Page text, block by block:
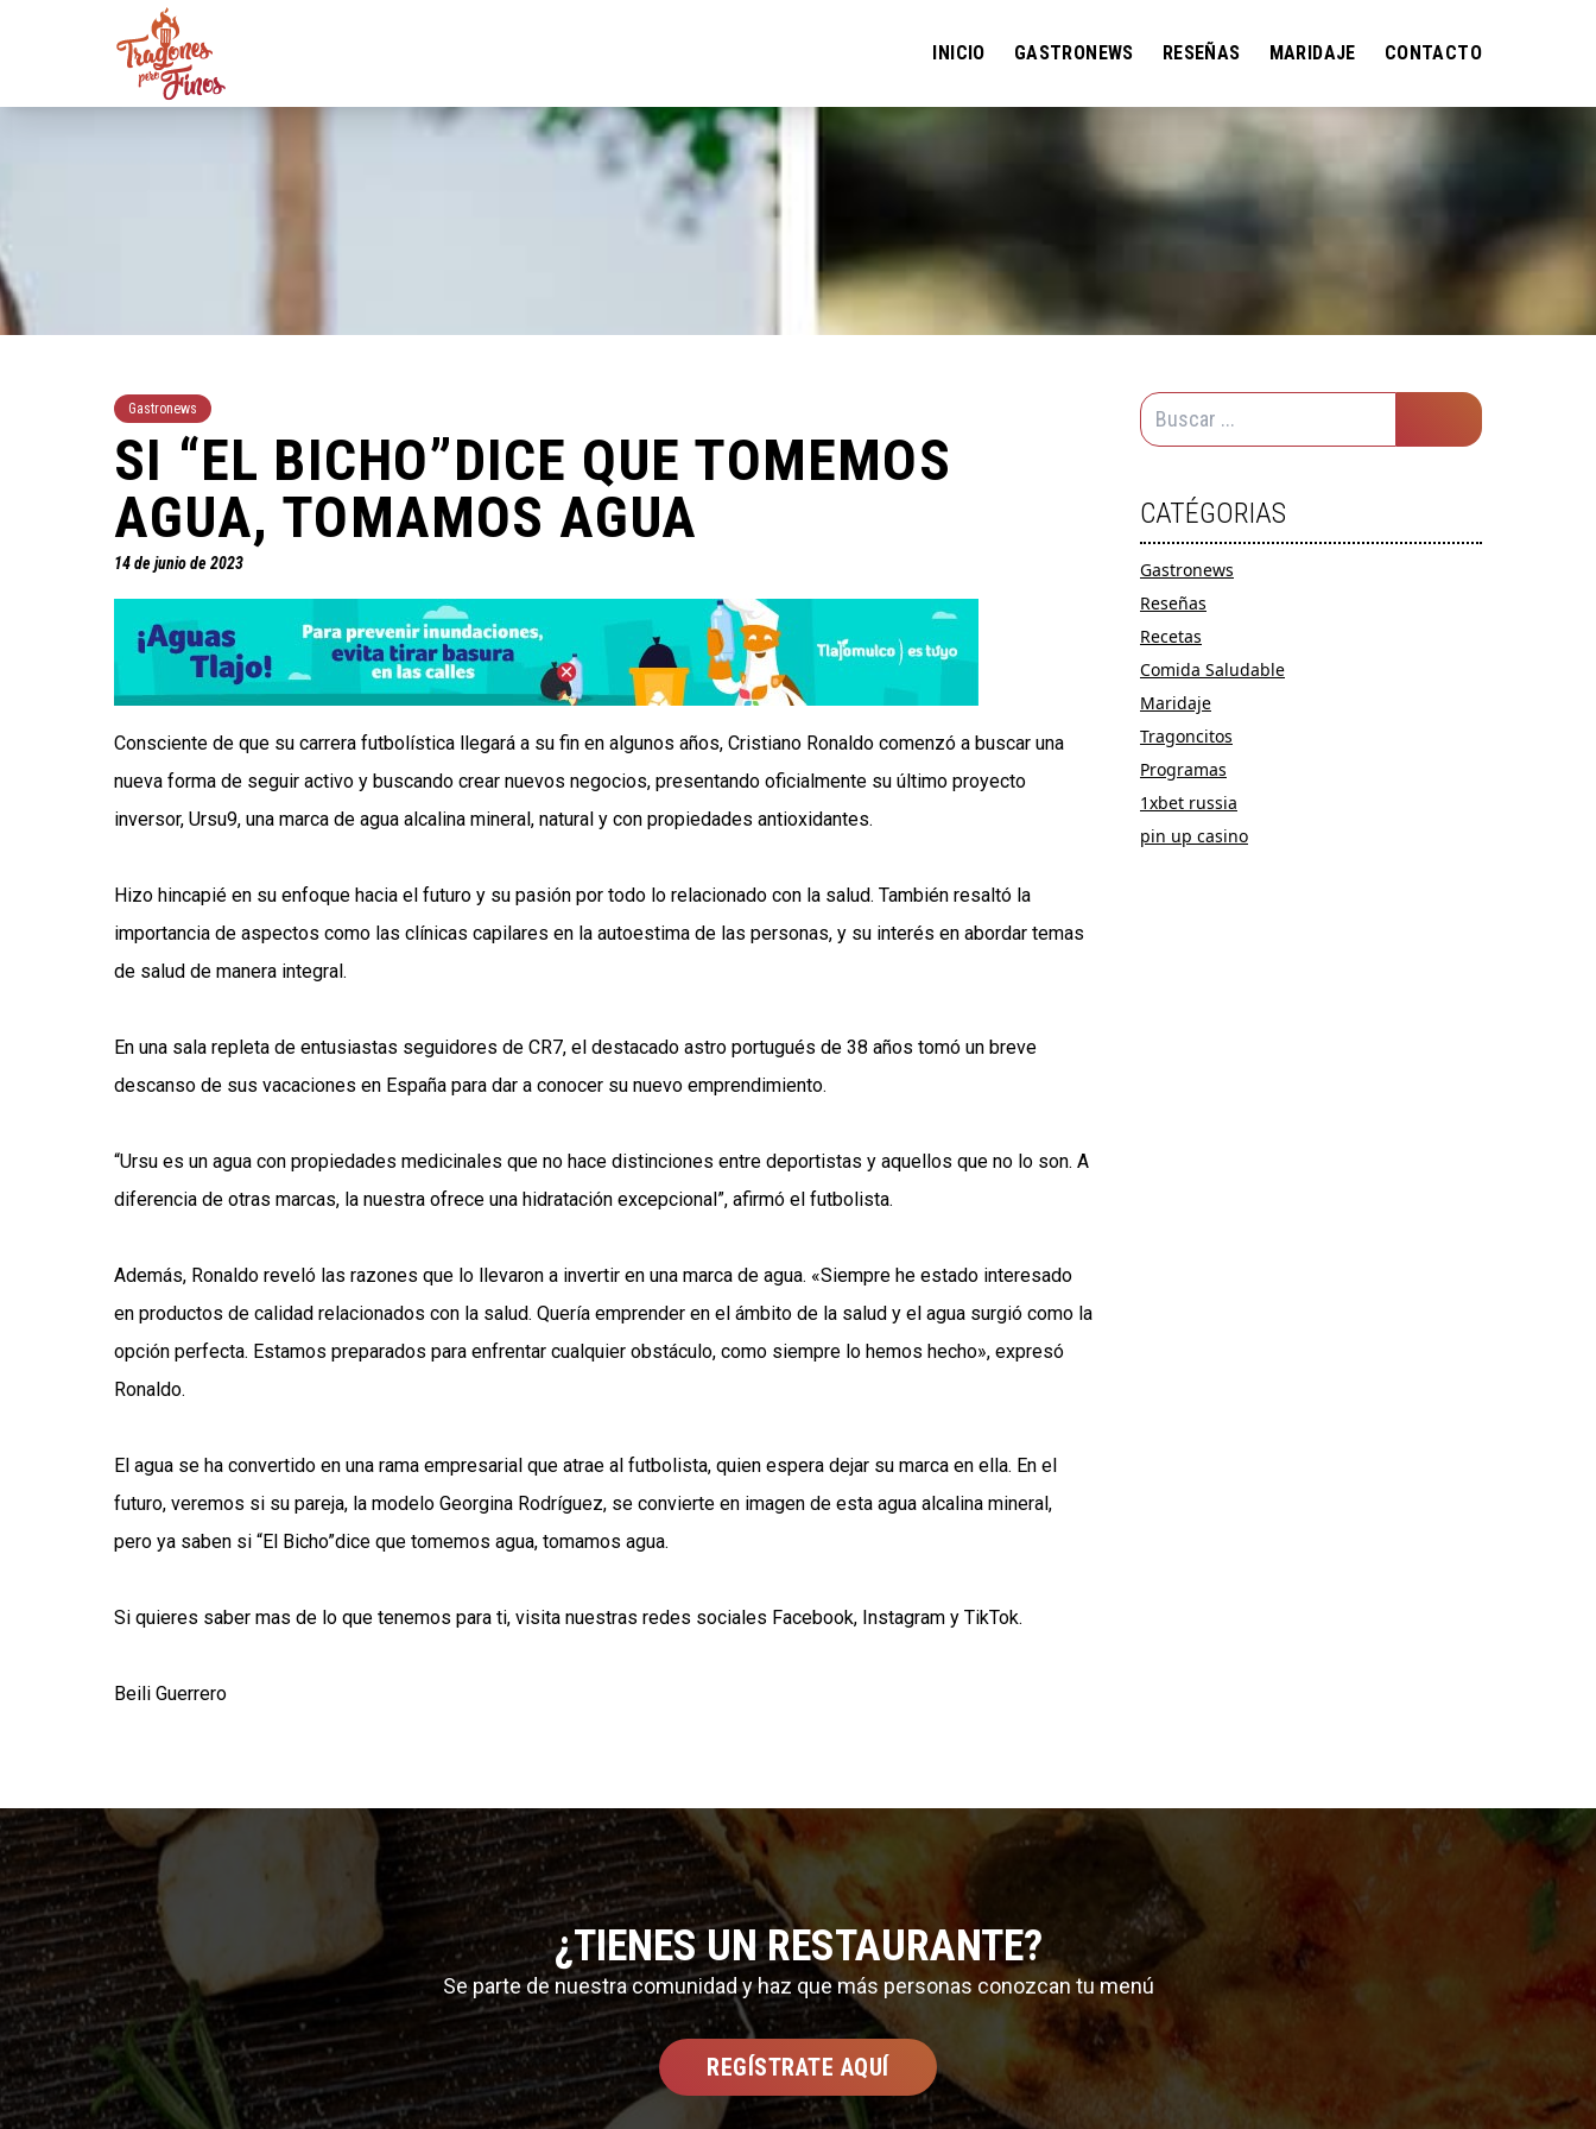
INICIO GASTRONEWS RESEÑAS MARIDAJE CONTACTO
Gastronews
SI “EL BICHO”DICE QUE TOMEMOS
AGUA, TOMAMOS AGUA
14 de junio de 2023
Consciente de que su carrera futbolística llegará a su fin en algunos años, Cristiano Ronaldo comenzó a buscar una
nueva forma de seguir activo y buscando crear nuevos negocios, presentando oficialmente su último proyecto
inversor, Ursu9, una marca de agua alcalina mineral, natural y con propiedades antioxidantes.
Hizo hincapié en su enfoque hacia el futuro y su pasión por todo lo relacionado con la salud. También resaltó la
importancia de aspectos como las clínicas capilares en la autoestima de las personas, y su interés en abordar temas
de salud de manera integral.
En una sala repleta de entusiastas seguidores de CR7, el destacado astro portugués de 38 años tomó un breve
descanso de sus vacaciones en España para dar a conocer su nuevo emprendimiento.
“Ursu es un agua con propiedades medicinales que no hace distinciones entre deportistas y aquellos que no lo son. A
diferencia de otras marcas, la nuestra ofrece una hidratación excepcional”, afirmó el futbolista.
Además, Ronaldo reveló las razones que lo llevaron a invertir en una marca de agua. «Siempre he estado interesado
en productos de calidad relacionados con la salud. Quería emprender en el ámbito de la salud y el agua surgió como la
opción perfecta. Estamos preparados para enfrentar cualquier obstáculo, como siempre lo hemos hecho», expresó
Ronaldo.
El agua se ha convertido en una rama empresarial que atrae al futbolista, quien espera dejar su marca en ella. En el
futuro, veremos si su pareja, la modelo Georgina Rodríguez, se convierte en imagen de esta agua alcalina mineral,
pero ya saben si “El Bicho”dice que tomemos agua, tomamos agua.
Si quieres saber mas de lo que tenemos para ti, visita nuestras redes sociales Facebook, Instagram y TikTok.
Beili Guerrero
CATÉGORIAS
Gastronews
Reseñas
Recetas
Comida Saludable
Maridaje
Tragoncitos
Programas
1xbet russia
pin up casino
¿TIENES UN RESTAURANTE?
Se parte de nuestra comunidad y haz que más personas conozcan tu menú
REGÍSTRATE AQUÍ